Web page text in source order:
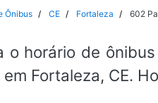
Ônibus CE Fortaleza 602
o horário de
Fortaleza, CE.